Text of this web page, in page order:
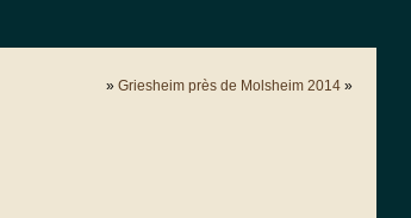
» Griesheim près de Molsheim 2014»